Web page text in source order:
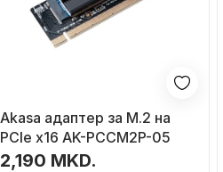
Akasa адаптер за M.2 на
PCIe x16 AK-PCCM2P-05
2,190 MKD.